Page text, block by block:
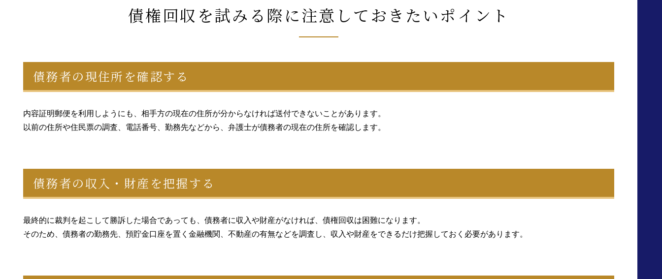
債権回収を試みる際に注意しておきたいポイント
債務者の現住所を確認する
内容証明郵便を利用しようにも、相手方の現在の住所が分からなければ送付できないことがあります。
以前の住所や住民票の調査、電話番号、勤務先などから、弁護士が債務者の現在の住所を確認します。
債務者の収入・財産を把握する
最終的に裁判を起こして勝訴した場合であっても、債務者に収入や財産がなければ、債権回収は困難になります。
そのため、債務者の勤務先、預貯金口座を置く金融機関、不動産の有無などを調査し、収入や財産をできるだけ把握しておく必要があります。